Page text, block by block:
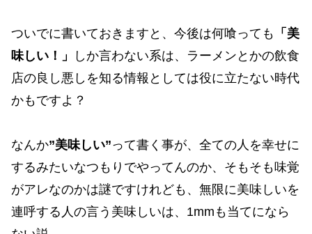
ついでに書いておきますと、今後は何喰っても 「美
味しい！」
しか言わない系は、ラーメンとかの飲食
店の良し悪しを知る情報としては役に立たない時代
かもですよ？
なんか”美味しい”って書く事が、全ての人を幸せに
するみたいなつもりでやってんのか、そもそも味覚
がアレなのかは謎ですけれども、無限に美味しいを
連呼する人の言う美味しいは、1mmも当てになら